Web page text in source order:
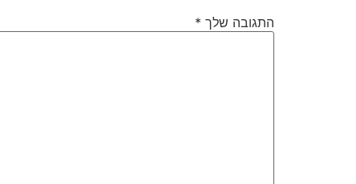
התגובה שלך *